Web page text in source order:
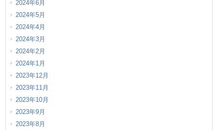
2024年6月
2024年5月
2024年4月
2024年3月
2024年2月
2024年1月
2023年12月
2023年11月
2023年10月
2023年9月
2023年8月